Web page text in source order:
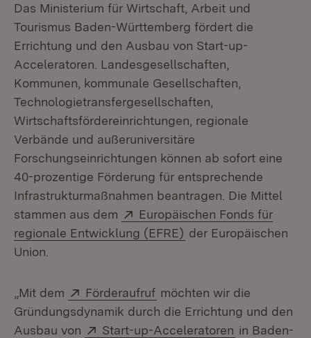
Das Ministerium für Wirtschaft, Arbeit und
Tourismus Baden-Württemberg fördert die
Errichtung und den Ausbau von Start-up-
Acceleratoren. Landesgesellschaften,
Kommunen, kommunale Gesellschaften,
Technologietransfergesellschaften,
Wirtschaftsfördereinrichtungen, regionale
Verbände und außeruniversitäre
Forschungseinrichtungen können ab sofort eine
40-prozentige Förderung für entsprechende
Infrastrukturmaßnahmen beantragen. Die Mittel
stammen aus dem
Extern:
Europäischen Fonds für
regionale Entwicklung (EFRE) (Öffnet in neuem
der Europäischen
Union.
„Mit dem Extern:
Förderaufruf (Öffnet in neuem Fenster)
möchten wir die
Gründungsdynamik durch die Errichtung und den
Ausbau von
Extern:
Start-up-Acceleratoren (Öffnet in
in Baden-